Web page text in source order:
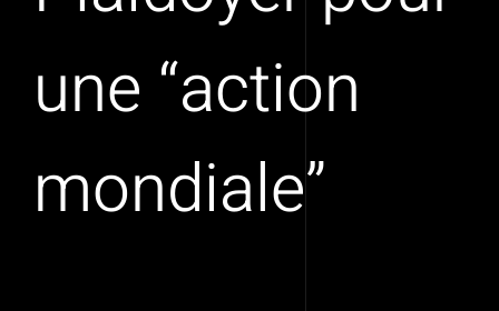
une “action
mondiale”